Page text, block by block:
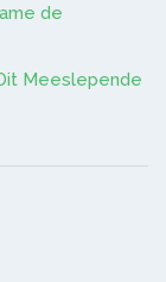
de
Meeslepende